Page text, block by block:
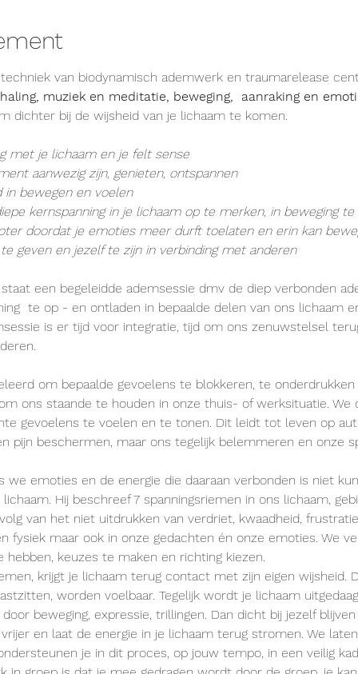
van biodynamisch ademwerk en traumarelease
muziek en meditatie, beweging,  aanraking en
dichter bij de wijsheid van je lichaam te komen.
met je lichaam en je felt sense
aanwezig zijn, genieten, ontspannen
bewegen en voelen
kernspanning in je lichaam op te merken, in beweging
doordat je emoties meer durft toelaten en erin kan
geven en jezelf te zijn in verbinding met anderen
een begeleidde ademsessie dmv de diep verbonden
te op - en ontladen in bepaalde delen van ons lichaam
is er tijd voor integratie, tijd om ons zenuwstelsel
om bepaalde gevoelens te blokkeren, te
ons staande te houden in onze thuis- of werksituatie.
gevoelens te voelen en te tonen. Dit leidt tot leven op
pijn beschermen, maar ons tegelijk belemmeren en onze
we emoties en de energie die daaraan verbonden is niet
Hij beschreef 7 spanningsriemen in ons lichaam,
van het niet uitdrukken van verdriet, kwaadheid,
fysiek maar ook in onze gedachten én onze emoties. We
keuzes te maken en richting kiezen.
krijgt je lichaam terug contact met zijn eigen wijsheid.
worden voelbaar. Tegelijk wordt je lichaam
beweging, expressie, trillingen. Dan dicht bij jezelf
en laat de energie in je lichaam terug stromen. We
je in dit proces, op jouw tempo, in een veilig